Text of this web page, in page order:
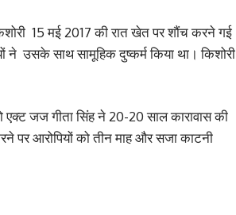
15 मई 2017 की रात खेत पर शौंच करने गई
ने उसके साथ सामूहिक दुष्कर्म किया था। किशोरी
एक्ट जज गीता सिंह ने 20-20 साल कारावास की
पर आरोपियों को तीन माह और सजा काटनी